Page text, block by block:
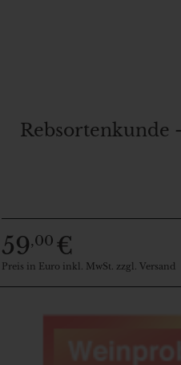
Rebsortenkunde
59,00 €
Preis in Euro inkl. MwSt. zzgl. Versand